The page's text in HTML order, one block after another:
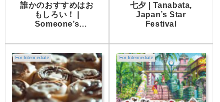
誰かのおすすめはお
もしろい！ |
Someone’s
Recommendations!
七夕 | Tanabata,
Japan’s Star
Festival
For Intermediate For Intermediate